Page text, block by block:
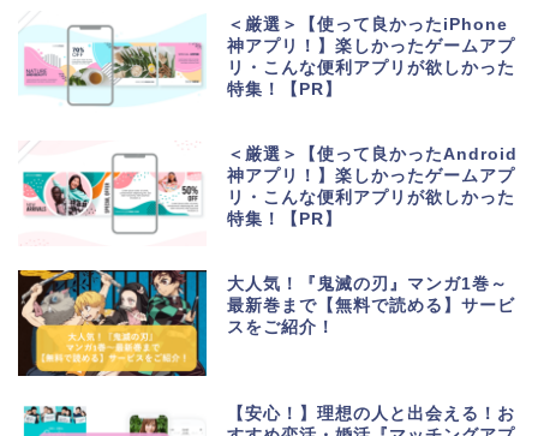
＜厳選＞【使って良かったiPhone
神アプリ！】楽しかったゲームアプ
リ・こんな便利アプリが欲しかった
特集！【PR】
＜厳選＞【使って良かったAndroid
神アプリ！】楽しかったゲームアプ
リ・こんな便利アプリが欲しかった
特集！【PR】
大人気！『鬼滅の刃』マンガ1巻～
最新巻まで【無料で読める】サービ
スをご紹介！
【安心！】理想の人と出会える！お
生活便利アプリ・ゲーム
アプリ